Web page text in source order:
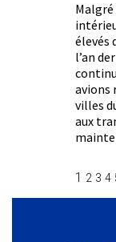
élevés
l’an
avions
villes
aux
1 2 3 4